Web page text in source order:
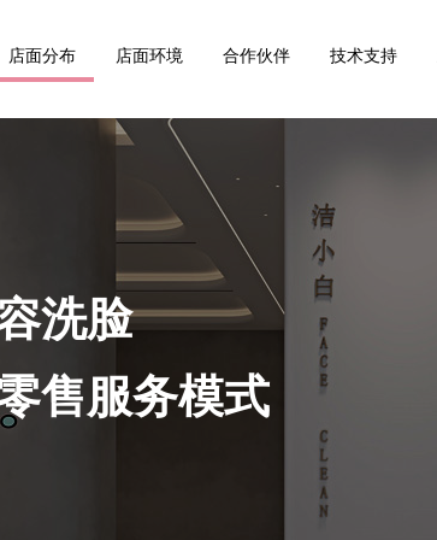
店面分布 店面环境 合作伙伴 技术支持
洗脸
售服务模式